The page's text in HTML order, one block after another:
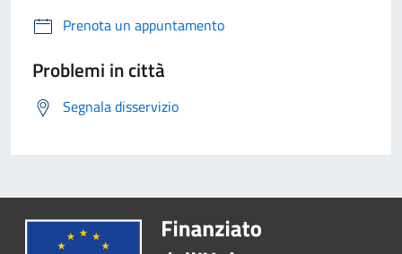
Prenota un appuntamento
Problemi in città
Segnala disservizio